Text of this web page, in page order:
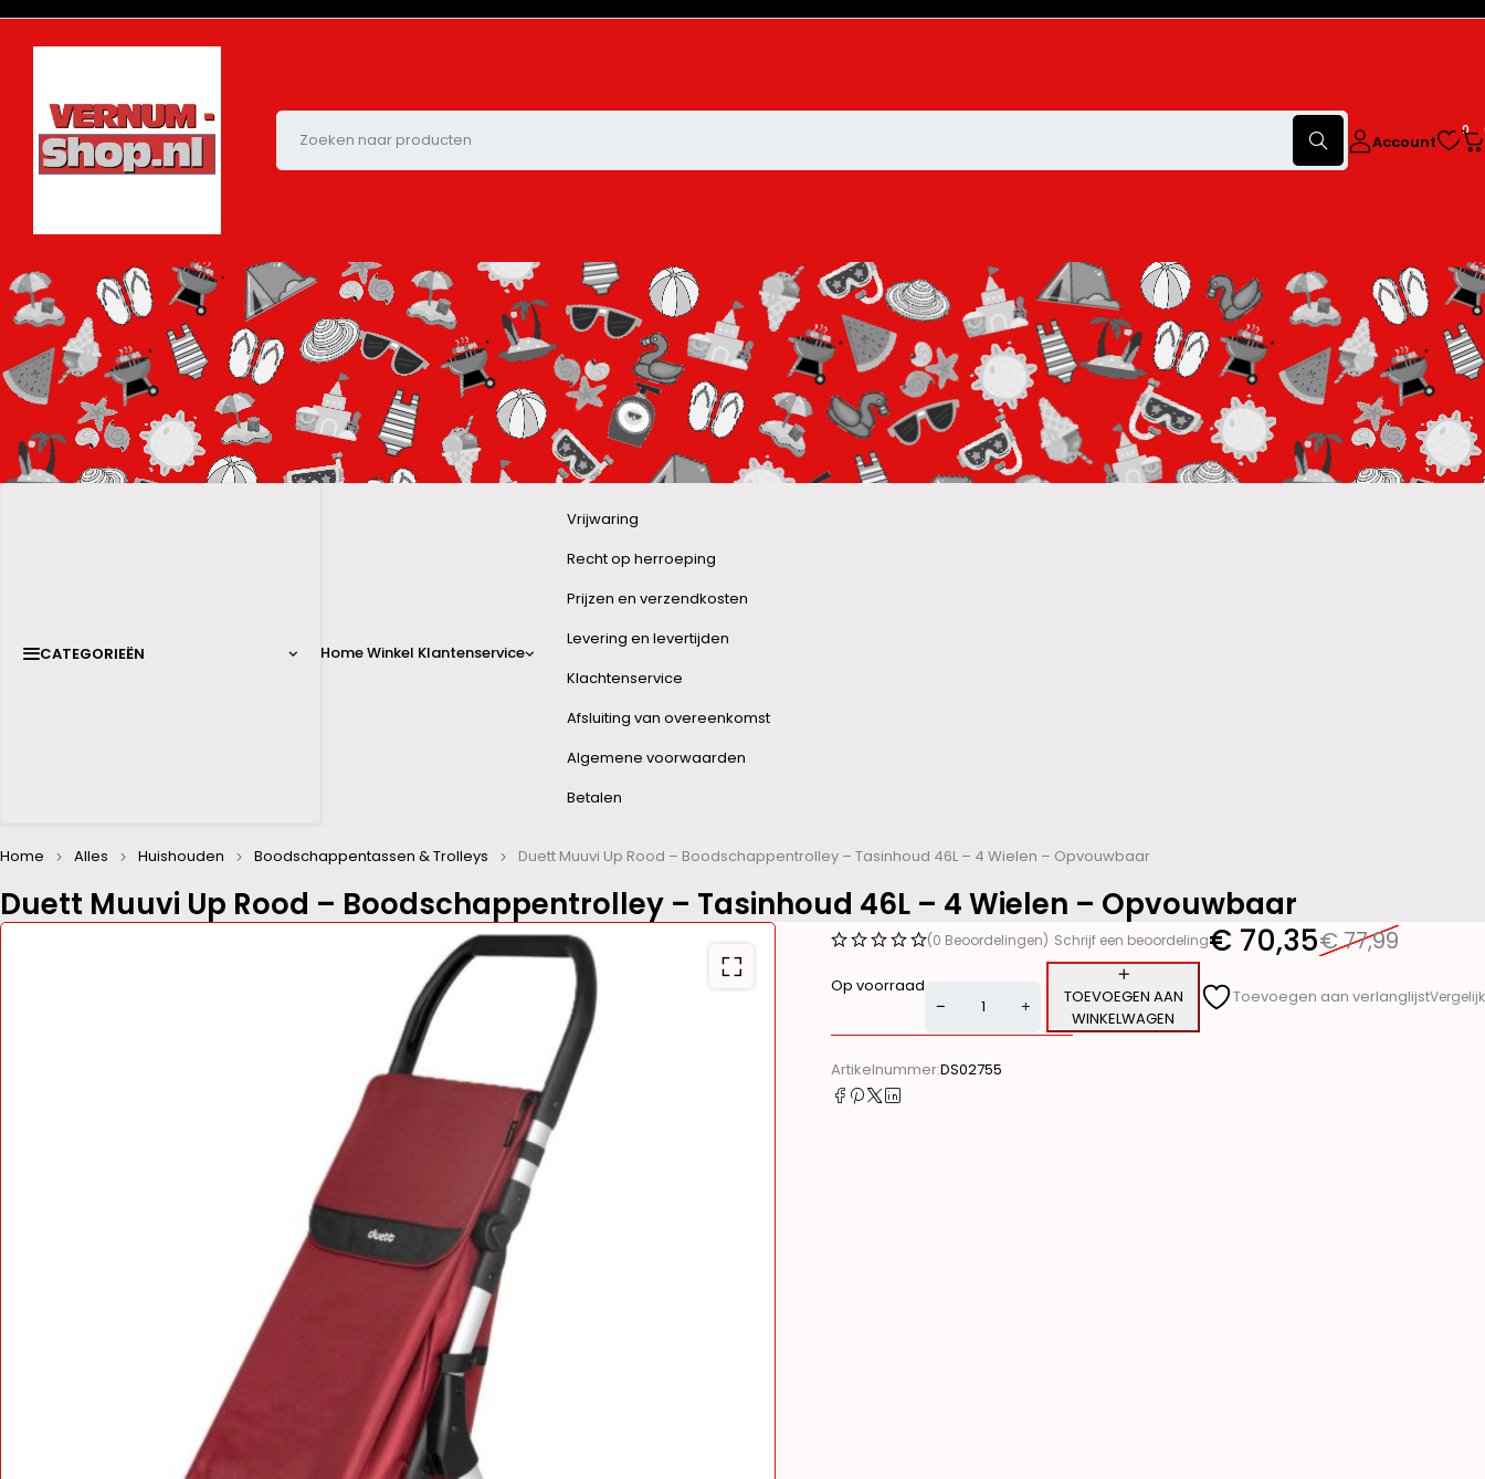
Account
0
CATEGORIEËN HomeWinkel Klantenservice
Vrijwaring
Recht op herroeping
Prijzen en verzendkosten
Levering en levertijden
Klachtenservice
Afsluiting van overeenkomst
Algemene voorwaarden
Betalen
Duett Muuvi Up Rood – Boodschappentrolley – Tasinhoud 46L – 4 Wielen – Opvouwbaar
Home Alles Huishouden Boodschappentassen & Trolleys Duett Muuvi Up Rood – Boodschappentrolley – Tasinhoud 46L – 4 Wielen – Opvouwbaar
(0 Beoordelingen) Schrijf een beoordeling €77,99
€ 70,35
Op voorraad
TOEVOEGEN AAN
WINKELWAGEN
Alternative:
Toevoegen aan verlanglijstVergelijk
Artikelnummer:DS02755